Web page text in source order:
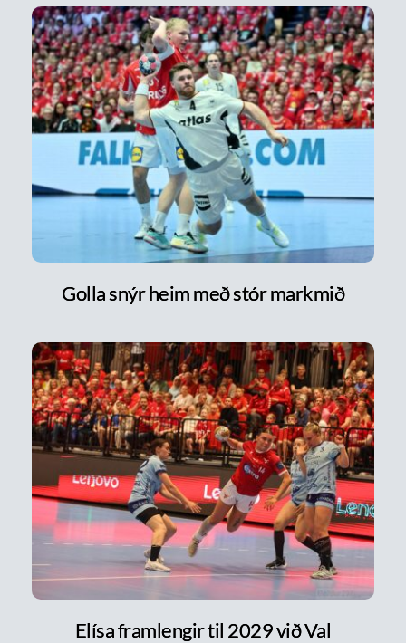
Golla snýr heim með stór markmið
Elísa framlengir til 2029 við Val